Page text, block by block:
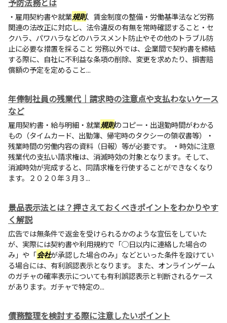
予防法務とは
・雇用契約書や就業規則、賃金制度の整備・労働基準法など労務
関連の法改正に対応し、法令違反の有無を常時確認すること・セ
クハラ、パワハラなどのハラスメント防止やその他のトラブル防
止に必要な措置を採ること 労務以外では、企業間で契約書を締結
する際に、自社に不利益な条項の削除、変更を求めたり、損害賠
償額の予定を定めること...
年俸制社員の残業代｜請求時の注意点や支払わないケース
など
雇用契約書・給与明細・就業規則のコピー・出退勤時間がわかる
もの（タイムカード、出勤簿、帰宅時のタクシーの領収書等）・
残業時間の労働内容の資料（日報）等が必要です。 ・時効に注意
残業代の支払い請求権は、消滅時効の対象となります。そして、
消滅時効が完成すると、同請求権を行使することができなくなり
ます。２０２０年３月３...
景品表示法とは？押さえておくべきポイントをわかりやす
く解説
広告では無条件で返金を受けられるかのような宣伝をしていた
が、実際には契約書や利用規約で「◯日以内に連絡した場合の
み」や「会社が承認した場合のみ」などといった条件を設けてい
る場合には、有利誤認表示となります。 また、オンラインゲーム
のガチャの確率表示についても有利誤認表示と判断されるケース
があります。ガチャで特定の...
債務整理を検討する際に注意したいポイント